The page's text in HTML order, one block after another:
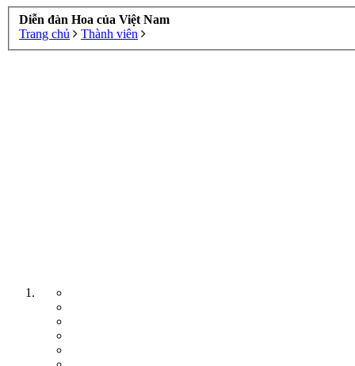
Diễn đàn Hoa của Việt Nam
Trang chủ
Thành viên